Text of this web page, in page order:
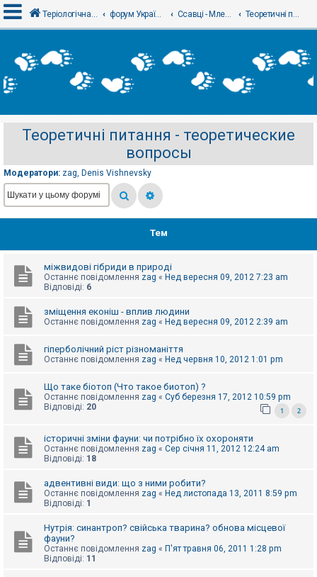
х
і
с
р
а
ц
і
Т
м
б
з
п
в
д
в
м
Теріологічна школа форум Українського теріологічного товариства Ссавці - Млекопитающие Теоретичні питання - теоретические вопросы
Теоретичні питання - теоретические
вопросы
Модератори: zag, Denis Vishnevsky
Тем
міжвидові гібриди в природі
Останнє повідомлення zag « Нед вересня 09, 2012 7:23 am
Відповіді: 6
зміщення еконіш - вплив людини
Останнє повідомлення zag « Нед вересня 09, 2012 2:39 am
гіперболічний ріст різноманіття
Останнє повідомлення zag « Нед червня 10, 2012 1:01 pm
Що таке біотоп (Что такое биотоп) ?
Останнє повідомлення zag « Суб березня 17, 2012 10:59 pm
Відповіді: 20 1 2
історичні зміни фауни: чи потрібно їх охороняти
Останнє повідомлення zag « Сер січня 11, 2012 12:24 am
Відповіді: 18
адвентивні види: що з ними робити?
Останнє повідомлення zag « Нед листопада 13, 2011 8:59 pm
Відповіді: 1
Нутрія: синантроп? свійська тварина? обнова місцевої
фауни?
Останнє повідомлення zag « П'ят травня 06, 2011 1:28 pm
Відповіді: 11